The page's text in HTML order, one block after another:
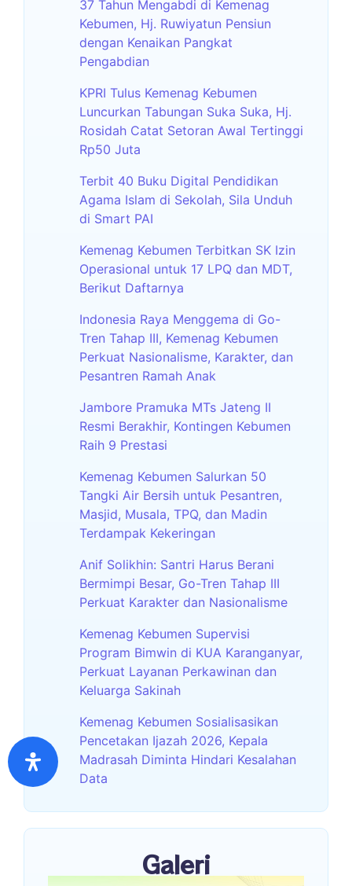
37 Tahun Mengabdi di Kemenag
Kebumen, Hj. Ruwiyatun Pensiun
dengan Kenaikan Pangkat
Pengabdian
KPRI Tulus Kemenag Kebumen
Luncurkan Tabungan Suka Suka, Hj.
Rosidah Catat Setoran Awal Tertinggi
Rp50 Juta
Terbit 40 Buku Digital Pendidikan
Agama Islam di Sekolah, Sila Unduh
di Smart PAI
Kemenag Kebumen Terbitkan SK Izin
Operasional untuk 17 LPQ dan MDT,
Berikut Daftarnya
Indonesia Raya Menggema di Go-
Tren Tahap III, Kemenag Kebumen
Perkuat Nasionalisme, Karakter, dan
Pesantren Ramah Anak
Jambore Pramuka MTs Jateng II
Resmi Berakhir, Kontingen Kebumen
Raih 9 Prestasi
Kemenag Kebumen Salurkan 50
Tangki Air Bersih untuk Pesantren,
Masjid, Musala, TPQ, dan Madin
Terdampak Kekeringan
Anif Solikhin: Santri Harus Berani
Bermimpi Besar, Go-Tren Tahap III
Perkuat Karakter dan Nasionalisme
Kemenag Kebumen Supervisi
Program Bimwin di KUA Karanganyar,
Perkuat Layanan Perkawinan dan
Keluarga Sakinah
Kemenag Kebumen Sosialisasikan
Pencetakan Ijazah 2026, Kepala
Madrasah Diminta Hindari Kesalahan
Data
Galeri